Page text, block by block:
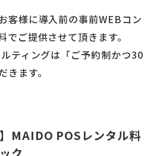
客様に導入前の事前WEBコン
でご提供させて頂きます。
ティングは「ご予約制かつ30
ます。
MAIDO POSレンタル料
ク